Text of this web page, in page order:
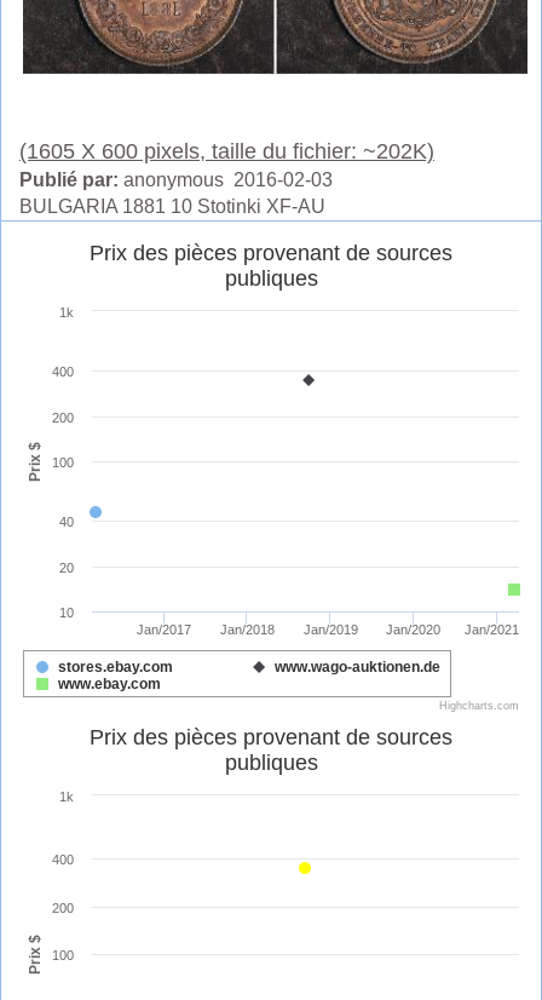
(1605 X 600 pixels, taille du fichier: ~202K)
Publié par: anonymous 2016-02-03
BULGARIA 1881 10 Stotinki XF-AU